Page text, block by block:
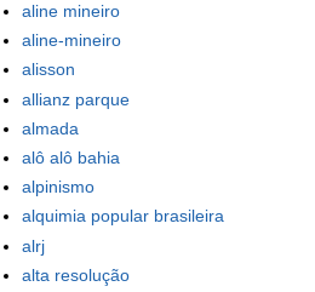
aline mineiro
aline-mineiro
alisson
allianz parque
almada
alô alô bahia
alpinismo
alquimia popular brasileira
alrj
alta resolução